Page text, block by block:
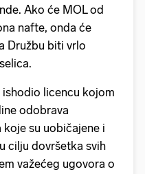
Ako će MOL od
nafte, onda će
Družbu biti vrlo
licencu kojom
odobrava
su uobičajene i
cilju dovršetka svih
važećeg ugovora o